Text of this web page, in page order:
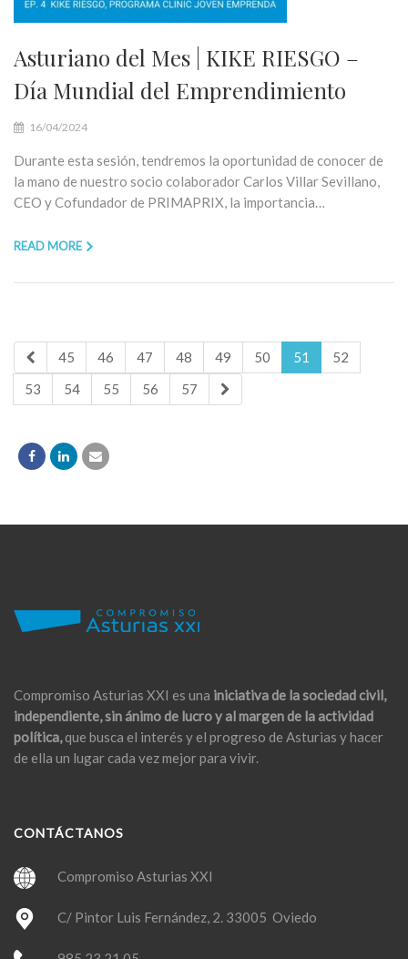
Asturiano del Mes | KIKE RIESGO –
Día Mundial del Emprendimiento
16/04/2024
Durante esta sesión, tendremos la oportunidad de conocer de
la mano de nuestro socio colaborador Carlos Villar Sevillano,
CEO y Cofundador de PRIMAPRIX, la importancia…
READ MORE
45 46 47 48 49 50 51
52
53
54 55 56 57
Compromiso Asturias XXI es una iniciativa de la sociedad civil,
independiente, sin ánimo de lucro y al margen de la actividad
política,que busca el interés y el progreso de Asturias y hacer
de ella un lugar cada vez mejor para vivir.
CONTÁCTANOS
Compromiso Asturias XXI
C/ Pintor Luis Fernández, 2. 33005 Oviedo